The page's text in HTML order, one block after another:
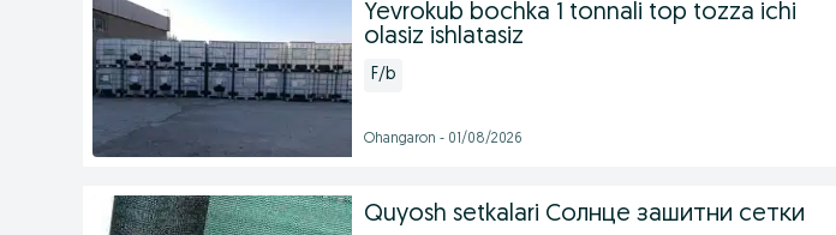
Yevrokub bochka 1 tonnali top tozza ichi
olasiz ishlatasiz
F/b
Ohangaron - 01/08/2026
Quyosh setkalari Cолнце зашитни сетки